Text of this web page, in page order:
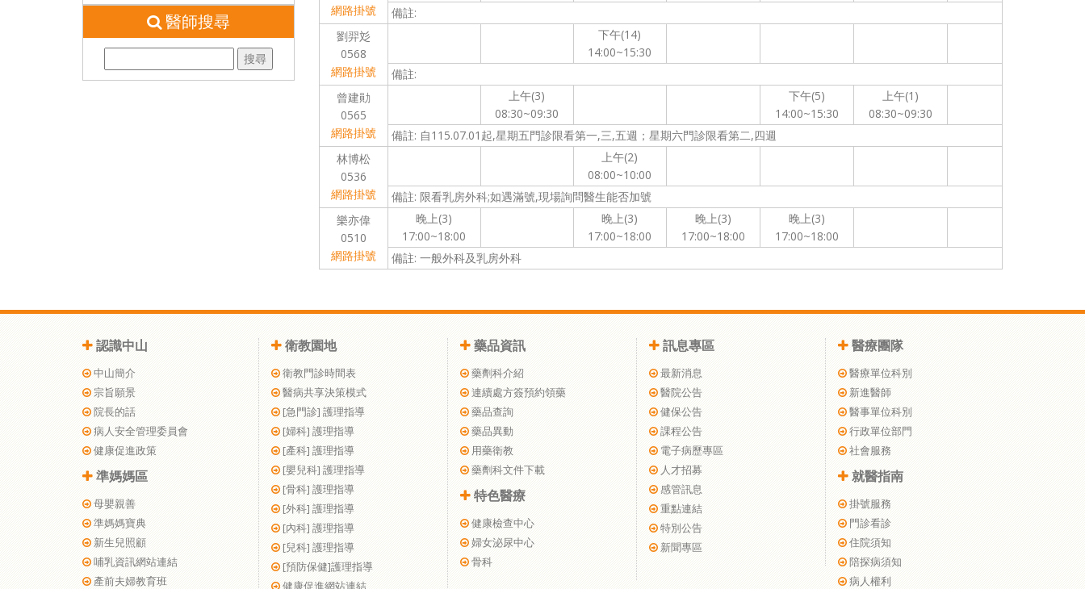
醫師搜尋
網路掛號
備註:
劉羿彣
0568
網路掛號
下午(14)
14:00~15:30
備註:
曾建勛
0565
網路掛號
上午(3)
08:30~09:30
下午(5)
14:00~15:30
上午(1)
08:30~09:30
備註: 自115.07.01起,星期五門診限看第一,三,五週；星期六門診限看第二,四週
林博松
0536
網路掛號
上午(2)
08:00~10:00
備註: 限看乳房外科;如遇滿號,現場詢問醫生能否加號
樂亦偉
0510
網路掛號
晚上(3)
17:00~18:00
晚上(3)
17:00~18:00
晚上(3)
17:00~18:00
晚上(3)
17:00~18:00
備註: 一般外科及乳房外科
認識中山
中山簡介
宗旨願景
院長的話
病人安全管理委員會
健康促進政策
準媽媽區
母嬰親善
準媽媽寶典
新生兒照顧
哺乳資訊網站連結
產前夫婦教育班
衛教園地
衛教門診時間表
醫病共享決策模式
[急門診] 護理指導
[婦科] 護理指導
[產科] 護理指導
[嬰兒科] 護理指導
[骨科] 護理指導
[外科] 護理指導
[內科] 護理指導
[兒科] 護理指導
[預防保健]護理指導
健康促進網站連結
藥品資訊
藥劑科介紹
連續處方簽預約領藥
藥品查詢
藥品異動
用藥衛教
藥劑科文件下載
特色醫療
健康檢查中心
婦女泌尿中心
骨科
訊息專區
最新消息
醫院公告
健保公告
課程公告
電子病歷專區
人才招募
感管訊息
重點連結
特別公告
新聞專區
醫療團隊
醫療單位科別
新進醫師
醫事單位科別
行政單位部門
社會服務
就醫指南
掛號服務
門診看診
住院須知
陪探病須知
病人權利